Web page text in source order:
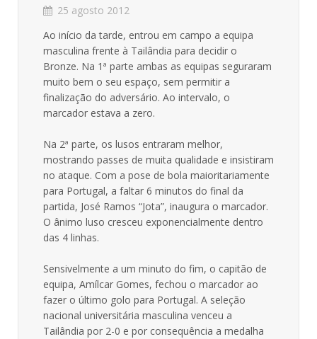
25 agosto 2012
Ao início da tarde, entrou em campo a equipa
masculina frente à Tailândia para decidir o
Bronze. Na 1ª parte ambas as equipas seguraram
muito bem o seu espaço, sem permitir a
finalização do adversário. Ao intervalo, o
marcador estava a zero.
Na 2ª parte, os lusos entraram melhor,
mostrando passes de muita qualidade e insistiram
no ataque. Com a pose de bola maioritariamente
para Portugal, a faltar 6 minutos do final da
partida, José Ramos “Jota”, inaugura o marcador.
O ânimo luso cresceu exponencialmente dentro
das 4 linhas.
Sensivelmente a um minuto do fim, o capitão de
equipa, Amílcar Gomes, fechou o marcador ao
fazer o último golo para Portugal. A seleção
nacional universitária masculina venceu a
Tailândia por 2-0 e por consequência a medalha